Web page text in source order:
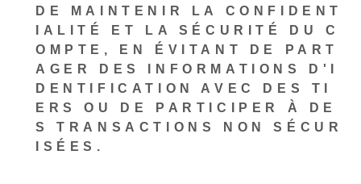
DE MAINTENIR LA CONFIDENT
IALITÉ ET LA SÉCURITÉ DU C
OMPTE, EN ÉVITANT DE PART
AGER DES INFORMATIONS D'I
DENTIFICATION AVEC DES TI
ERS OU DE PARTICIPER À DE
S TRANSACTIONS NON SÉCUR
ISÉES.